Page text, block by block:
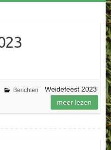
Berichten
Weidefeest 2023
meer lezen